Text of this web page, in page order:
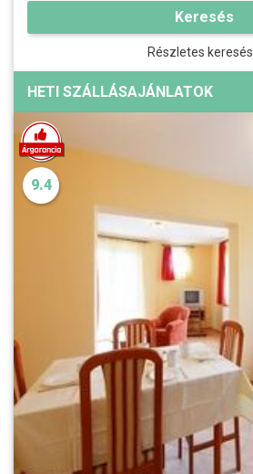
Keresés
Részletes keresés
HETI SZÁLLÁSAJÁNLATOK
9.4